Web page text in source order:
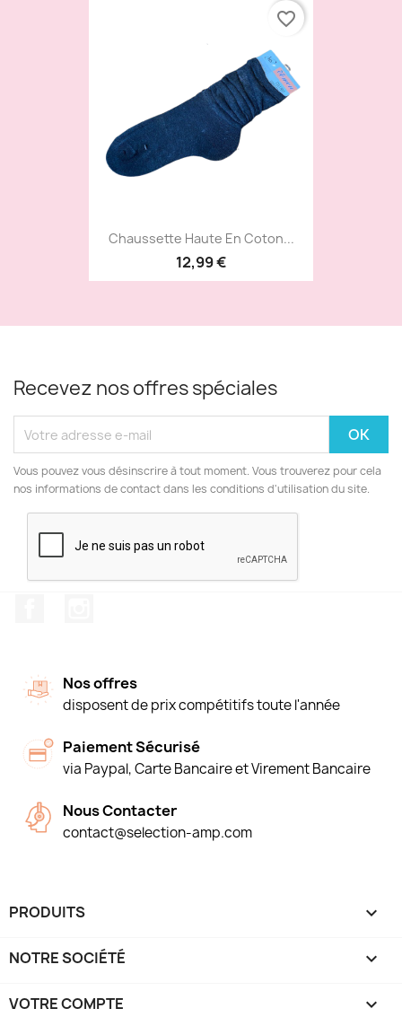
Chaussette Haute En Coton...
12,99 €
favorite_border
Recevez nos offres spéciales
Vous pouvez vous désinscrire à tout moment. Vous trouverez pour cela
nos informations de contact dans les conditions d'utilisation du site.
Nos offres
disposent de prix compétitifs toute l'année
Paiement Sécurisé
via Paypal, Carte Bancaire et Virement Bancaire
Nous Contacter
contact@selection-amp.com
PRODUITS 
NOTRE SOCIÉTÉ 
VOTRE COMPTE 